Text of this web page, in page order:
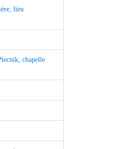
lieu
chapelle